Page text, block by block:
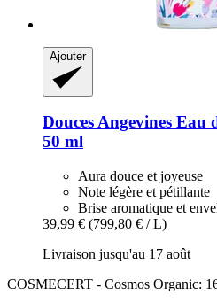
Ajouter
Douces Angevines Eau
50 ml
Aura douce et joyeuse
Note légère et pétillante
Brise aromatique et
39,99 € (799,80 € / L)
Livraison jusqu'au 17 août
COSMECERT - Cosmos Organic: